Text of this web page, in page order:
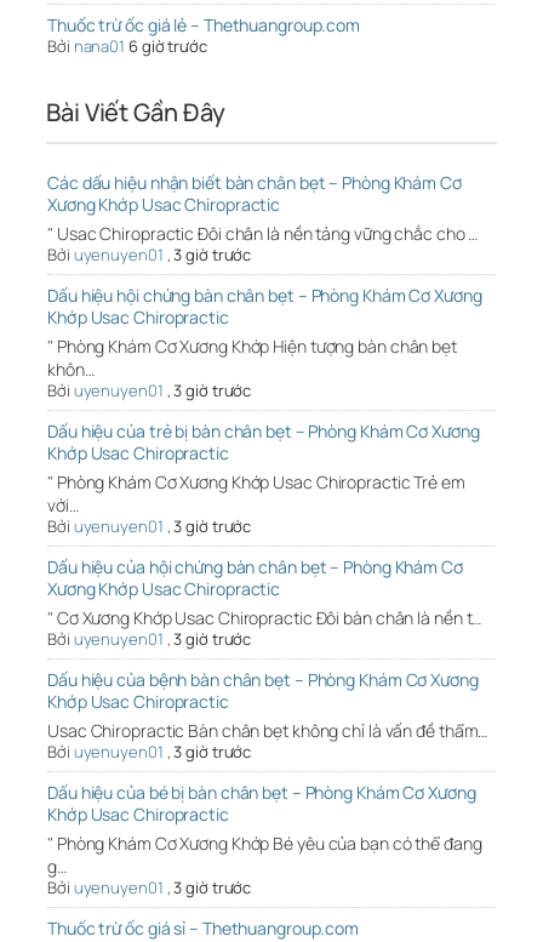
Thuốc trừ ốc giá lẻ – Thethuangroup.com
Bởi nana01 6 giờ trước
Bài Viết Gần Đây
Các dấu hiệu nhận biết bàn chân bẹt – Phòng Khám Cơ
Xương Khớp Usac Chiropractic
" Usac Chiropractic Đôi chân là nền tảng vững chắc cho …
Bởi uyenuyen01 ,3 giờ trước
Dấu hiệu hội chứng bàn chân bẹt – Phòng Khám Cơ Xương
Khớp Usac Chiropractic
" Phòng Khám Cơ Xương Khớp Hiện tượng bàn chân bẹt
khôn…
Bởi uyenuyen01 ,3 giờ trước
Dấu hiệu của trẻ bị bàn chân bẹt – Phòng Khám Cơ Xương
Khớp Usac Chiropractic
" Phòng Khám Cơ Xương Khớp Usac Chiropractic Trẻ em
với…
Bởi uyenuyen01 ,3 giờ trước
Dấu hiệu của hội chứng bàn chân bẹt – Phòng Khám Cơ
Xương Khớp Usac Chiropractic
" Cơ Xương Khớp Usac Chiropractic Đôi bàn chân là nền t…
Bởi uyenuyen01 ,3 giờ trước
Dấu hiệu của bệnh bàn chân bẹt – Phòng Khám Cơ Xương
Khớp Usac Chiropractic
Usac Chiropractic Bàn chân bẹt không chỉ là vấn đề thẩm…
Bởi uyenuyen01 ,3 giờ trước
Dấu hiệu của bé bị bàn chân bẹt – Phòng Khám Cơ Xương
Khớp Usac Chiropractic
" Phòng Khám Cơ Xương Khớp Bé yêu của bạn có thể đang
g…
Bởi uyenuyen01 ,3 giờ trước
Thuốc trừ ốc giá sỉ – Thethuangroup.com